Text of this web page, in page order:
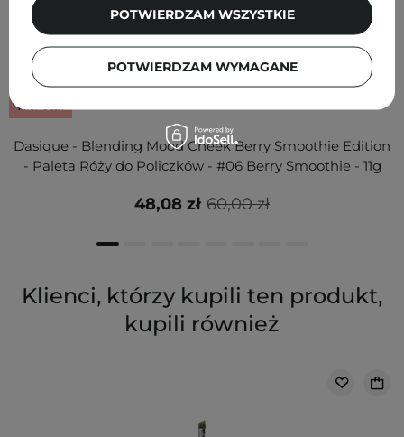
PROMOCJA
Dasique - Blending Mood Cheek Berry Smoothie Edition
- Paleta Róży do Policzków - #06 Berry Smoothie - 11g
60,00 zł
48,08 zł
Klienci, którzy kupili ten produkt,
kupili również
POTWIERDZAM WYMAGANE
POTWIERDZAM WSZYSTKIE